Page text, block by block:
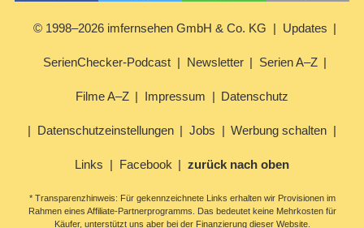
© 1998–2026 imfernsehen GmbH & Co. KG Updates
SerienChecker-Podcast Newsletter Serien A–Z
Filme A–Z Impressum Datenschutz
Datenschutzeinstellungen Jobs Werbung schalten
Links Facebook zurück nach oben
* Transparenzhinweis: Für gekennzeichnete Links erhalten wir Provisionen im
Rahmen eines Affiliate-Partnerprogramms. Das bedeutet keine Mehrkosten für
Käufer, unterstützt uns aber bei der Finanzierung dieser Website.